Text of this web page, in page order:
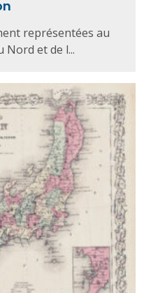
représentées au
Nord et de l...